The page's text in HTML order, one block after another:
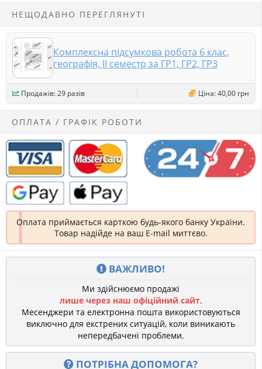
НЕЩОДАВНО ПЕРЕГЛЯНУТІ
Комплексна підсумкова робота 6 клас,
географія, ІІ семестр за ГР1, ГР2, ГР3
Продажів: 29 разів Ціна: 40,00 грн
ОПЛАТА / ГРАФІК РОБОТИ
Оплата приймається карткою будь-якого банку України.
Товар надійде на ваш E-mail миттєво.
ВАЖЛИВО!
Ми здійснюємо продажі
лише через наш офіційний сайт.
Месенджери та електронна пошта використовуються
виключно для екстрених ситуацій, коли виникають
непередбачені проблеми.
ПОТРІБНА ДОПОМОГА?